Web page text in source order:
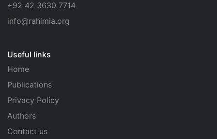
+92 42 3630 7714
info@rahimia.org
Useful links
Home
Publications
Privacy Policy
Authors
Contact us